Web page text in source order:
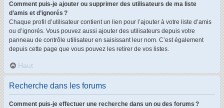
Comment puis-je ajouter ou supprimer des utilisateurs de ma liste
d’amis et d’ignorés ?
Chaque profil d’utilisateur contient un lien pour l’ajouter à votre liste d’amis
ou d’ignorés. Vous pouvez aussi ajouter des utilisateurs depuis votre
panneau de contrôle utilisateur en saisissant leur nom. C’est également
depuis cette page que vous pouvez les retirer de vos listes.
Haut
Recherche dans les forums
Comment puis-je effectuer une recherche dans un ou des forums ?